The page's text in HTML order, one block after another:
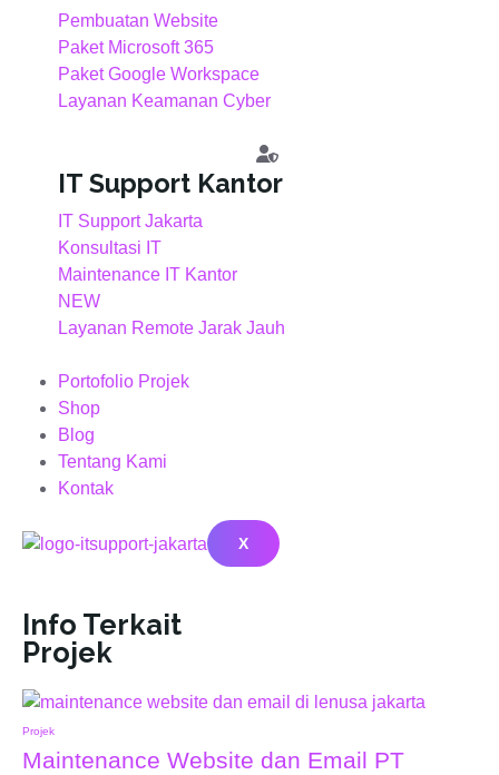
Pembuatan Website
Paket Microsoft 365
Paket Google Workspace
Layanan Keamanan Cyber
IT Support Kantor
IT Support Jakarta
Konsultasi IT
Maintenance IT Kantor
NEW
Layanan Remote Jarak Jauh
Portofolio Projek
Shop
Blog
Tentang Kami
Kontak
X
Info Terkait
Projek
Projek
Maintenance Website dan Email PT